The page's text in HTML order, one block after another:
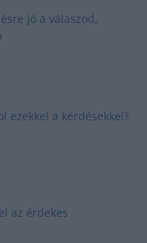
jó a válaszod,
ezekkel a kérdésekkel?
az érdekes